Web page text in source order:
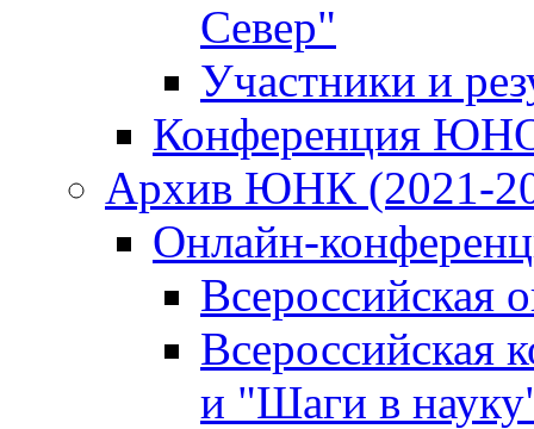
Север"
Участники и
Конференция
Архив ЮНК (2021-
Онлайн-
Всероссийская
и "Шаги в